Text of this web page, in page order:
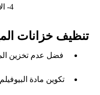
4- الاعتماد على الكلور
تنظيف خزانات
فضل عدم تخزين
تكوين مادة